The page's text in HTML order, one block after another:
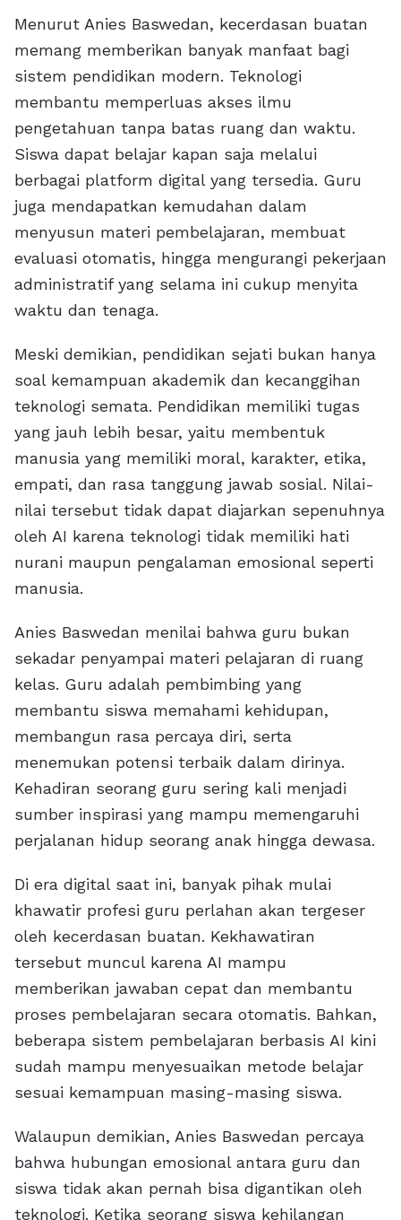
Menurut Anies Baswedan, kecerdasan buatan
memang memberikan banyak manfaat bagi
sistem pendidikan modern. Teknologi
membantu memperluas akses ilmu
pengetahuan tanpa batas ruang dan waktu.
Siswa dapat belajar kapan saja melalui
berbagai platform digital yang tersedia. Guru
juga mendapatkan kemudahan dalam
menyusun materi pembelajaran, membuat
evaluasi otomatis, hingga mengurangi pekerjaan
administratif yang selama ini cukup menyita
waktu dan tenaga.
Meski demikian, pendidikan sejati bukan hanya
soal kemampuan akademik dan kecanggihan
teknologi semata. Pendidikan memiliki tugas
yang jauh lebih besar, yaitu membentuk
manusia yang memiliki moral, karakter, etika,
empati, dan rasa tanggung jawab sosial. Nilai-
nilai tersebut tidak dapat diajarkan sepenuhnya
oleh AI karena teknologi tidak memiliki hati
nurani maupun pengalaman emosional seperti
manusia.
Anies Baswedan menilai bahwa guru bukan
sekadar penyampai materi pelajaran di ruang
kelas. Guru adalah pembimbing yang
membantu siswa memahami kehidupan,
membangun rasa percaya diri, serta
menemukan potensi terbaik dalam dirinya.
Kehadiran seorang guru sering kali menjadi
sumber inspirasi yang mampu memengaruhi
perjalanan hidup seorang anak hingga dewasa.
Di era digital saat ini, banyak pihak mulai
khawatir profesi guru perlahan akan tergeser
oleh kecerdasan buatan. Kekhawatiran
tersebut muncul karena AI mampu
memberikan jawaban cepat dan membantu
proses pembelajaran secara otomatis. Bahkan,
beberapa sistem pembelajaran berbasis AI kini
sudah mampu menyesuaikan metode belajar
sesuai kemampuan masing-masing siswa.
Walaupun demikian, Anies Baswedan percaya
bahwa hubungan emosional antara guru dan
siswa tidak akan pernah bisa digantikan oleh
teknologi. Ketika seorang siswa kehilangan